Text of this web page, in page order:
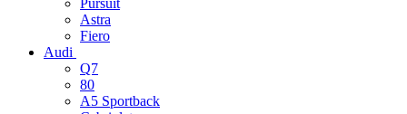
Pursuit
Astra
Fiero
Audi
Q7
80
A5 Sportback